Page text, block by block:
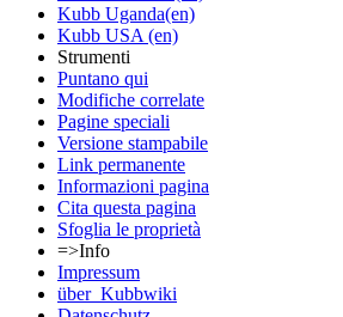
Kubb Uganda(en)
Kubb USA (en)
Strumenti
Puntano qui
Modifiche correlate
Pagine speciali
Versione stampabile
Link permanente
Informazioni pagina
Cita questa pagina
Sfoglia le proprietà
=>Info
Impressum
über_Kubbwiki